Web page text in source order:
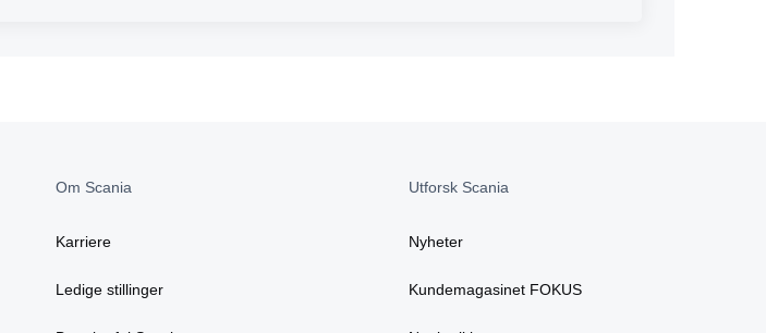
Om Scania
Karriere
Ledige stillinger
Utforsk Scania
Nyheter
Kundemagasinet FOKUS